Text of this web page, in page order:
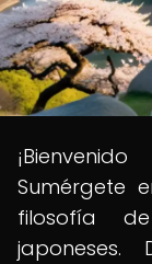
Sumérgete
filosofía